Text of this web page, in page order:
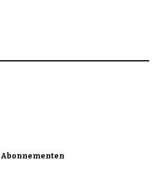
Abonnementen